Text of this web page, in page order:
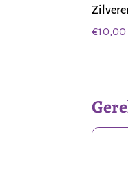
€10,00